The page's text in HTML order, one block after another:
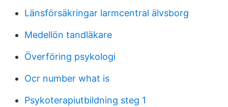
Länsförsäkringar larmcentral älvsborg
Medellön tandläkare
Överföring psykologi
Ocr number what is
Psykoterapiutbildning steg 1